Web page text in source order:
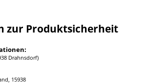
zur Produktsicherheit
Drahnsdorf)
15938